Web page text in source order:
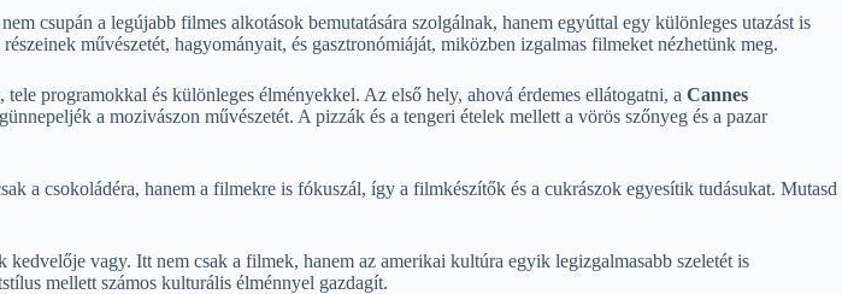
csupán a legújabb filmes alkotások bemutatására szolgálnak, hanem egyúttal egy különleges utazást is
művészetét, hagyományait, és gasztronómiáját, miközben izgalmas filmeket nézhetünk meg.
programokkal és különleges élményekkel. Az első hely, ahová érdemes ellátogatni, a Cannes
a mozivászon művészetét. A pizzák és a tengeri ételek mellett a vörös szőnyeg és a pazar
a csokoládéra, hanem a filmekre is fókuszál, így a filmkészítők és a cukrászok egyesítik tudásukat. Mutasd
vagy. Itt nem csak a filmek, hanem az amerikai kultúra egyik legizgalmasabb szeletét is
mellett számos kulturális élménnyel gazdagít.